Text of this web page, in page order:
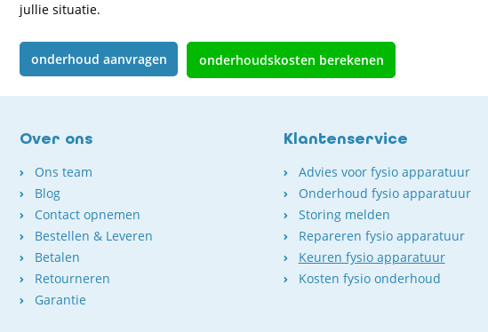
jullie situatie.
onderhoud aanvragen onderhoudskosten berekenen
Over ons
Ons team
Blog
Contact opnemen
Bestellen & Leveren
Betalen
Retourneren
Garantie
Klantenservice
Advies voor fysio apparatuur
Onderhoud fysio apparatuur
Storing melden
Repareren fysio apparatuur
Keuren fysio apparatuur
Kosten fysio onderhoud